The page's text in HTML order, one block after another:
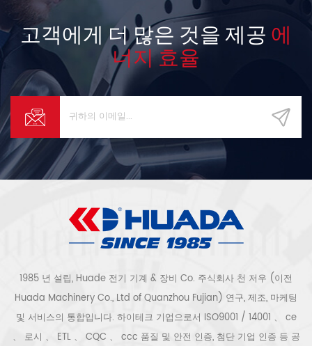
고객에게 더 많은 것을 제공 에
너지 효율
1985 년 설립, Huade 전기 기계 & 장비 Co. 주식회사 천 저우 (이전
Huada Machinery Co., Ltd of Quanzhou Fujian) 연구, 제조, 마케팅
및 서비스의 통합입니다. 하이테크 기업으로서 ISO9001 / 14001 、 ce
、 로시 、 ETL 、 CQC 、 ccc 품질 및 안전 인증, 첨단 기업 인증 등 공